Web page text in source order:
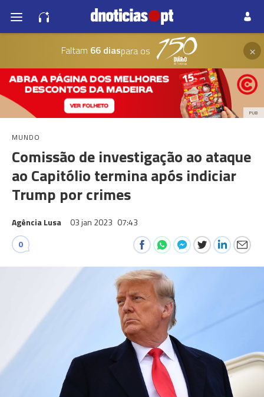
Faltam 66 diaspara os ×
PUB
MUNDO
Comissão de investigação ao ataque
ao Capitólio termina após indiciar
Trump por crimes
Agência Lusa 03 jan 2023 07:43
0